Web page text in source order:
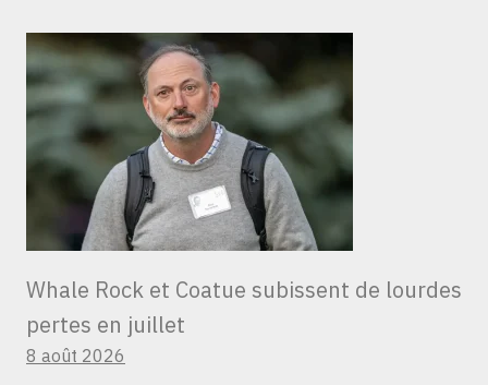
Whale Rock et Coatue subissent de lourdes
pertes en juillet
8 août 2026